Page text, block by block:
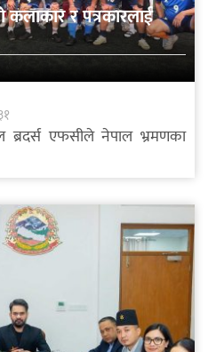
र पत्रकारलाई
ब्रदर्स एफसीले नेपाल भ्रमणका